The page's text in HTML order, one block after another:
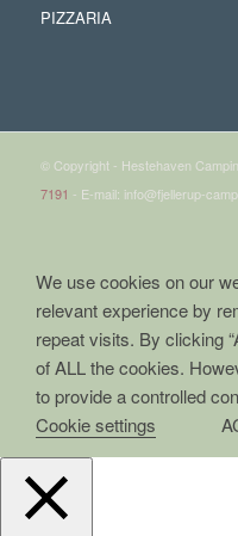
PIZZARIA
© Copyright - Hestehaven
7191 - E-mail: info@fjellerup-
We use cookies on our
relevant experience by
repeat visits. By clicking
of ALL the cookies.
to provide a controlled
Cookie settings